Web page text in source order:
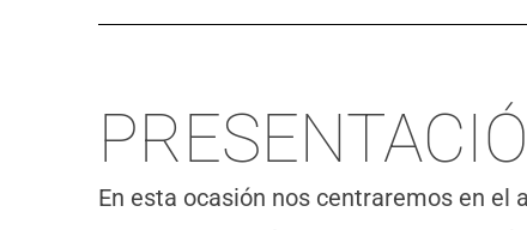
En esta ocasión nos centraremos en el